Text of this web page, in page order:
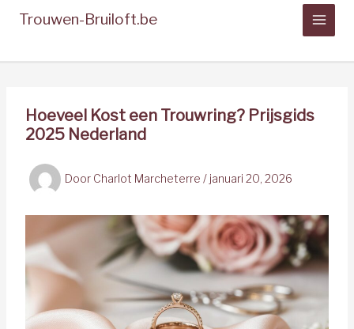
Trouwen-Bruiloft.be
Hoeveel Kost een Trouwring? Prijsgids
2025 Nederland
Door Charlot Marcheterre / januari 20, 2026